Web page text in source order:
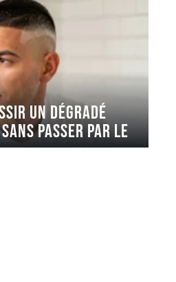
un dégradé
passer par le